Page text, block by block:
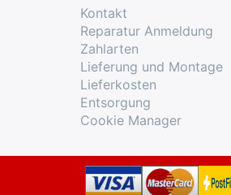
Kontakt
Reparatur Anmeldung
Zahlarten
Lieferung und Montage
Lieferkosten
Entsorgung
Cookie Manager